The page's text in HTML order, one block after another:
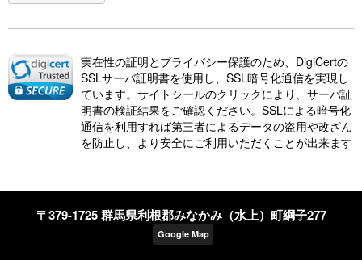
実在性の証明とプライバシー保護のため、DigiCertの
SSLサーバ証明書を使用し、SSL暗号化通信を実現し
ています。サイトシールのクリックにより、サーバ証
明書の検証結果をご確認ください。SSLによる暗号化
通信を利用すれば第三者によるデータの盗用や改ざん
を防止し、より安全にご利用いただくことが出来ます
〒379-1725 群馬県利根郡みなかみ（水上）町綱子277
Google Map